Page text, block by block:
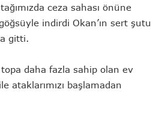
ceza sahası önüne
indirdi Okan’ın sert şutu
gitti.
daha fazla sahip olan ev
ataklarımızı başlamadan